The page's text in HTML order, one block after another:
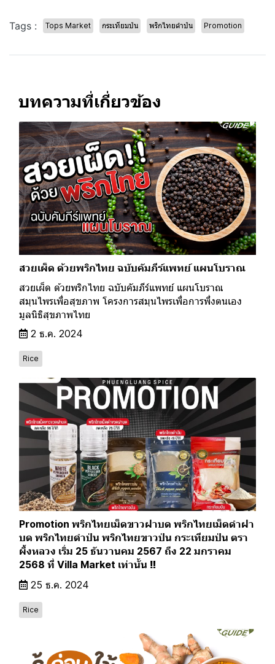
Tags : Tops Market กระเทียมป่น พริกไทยดำป่น Promotion
บทความที่เกี่ยวข้อง
สวยเผ็ด ด้วยพริกไทย ฉบับคัมภีร์แพทย์ แผนโบราณ
สวยเผ็ด ด้วยพริกไทย ฉบับคัมภีร์แพทย์ แผนโบราณ
สมุนไพรเพื่อสุขภาพ โครงการสมุนไพรเพื่อการพึ่งตนเอง
มูลนิธิสุขภาพไทย
2 ธ.ค. 2024
Rice
Promotion พริกไทยเม็ดขาวฝาบด พริกไทยเม็ดดำฝา
บด พริกไทยดำป่น พริกไทยขาวป่น กระเทียมป่น ตรา
ผึ้งหลวง เริ่ม 25 ธันวานคม 2567 ถึง 22 มกราคม
2568 ที่ Villa Market เท่านั้น ‼️
25 ธ.ค. 2024
Rice